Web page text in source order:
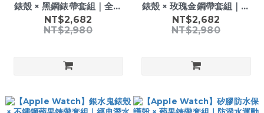
錶殼 × 黑鋼錶帶套組｜全黑
金屬鍊帶｜Apple Watch
專用配件
NT$2,682
NT$2,980
錶殼 × 玫瑰金鋼帶套組｜雙
色金屬鍊帶｜Apple
Watch 專用配件
NT$2,682
NT$2,980